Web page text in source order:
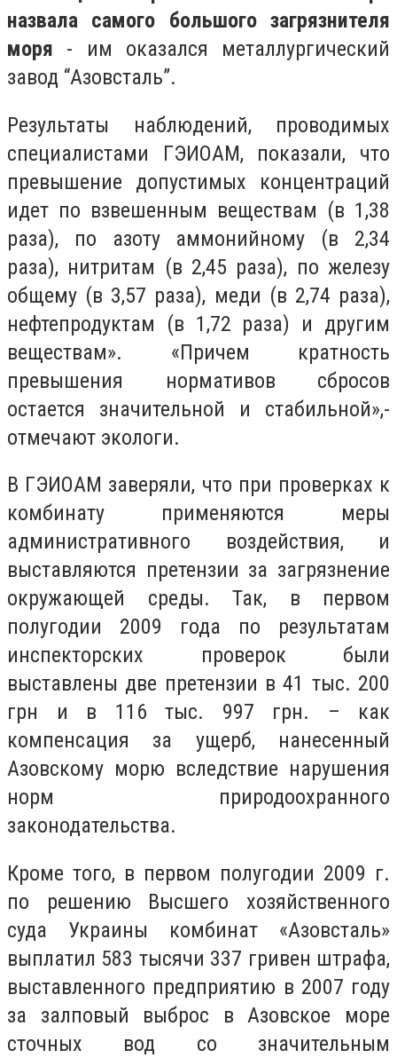
назвала самого большого загрязнителя
моря - им оказался металлургический
завод “Азовсталь”.
Результаты наблюдений, проводимых
специалистами ГЭИОАМ, показали, что
превышение допустимых концентраций
идет по взвешенным веществам (в 1,38
раза), по азоту аммонийному (в 2,34
раза), нитритам (в 2,45 раза), по железу
общему (в 3,57 раза), меди (в 2,74 раза),
нефтепродуктам (в 1,72 раза) и другим
веществам». «Причем кратность
превышения нормативов сбросов
остается значительной и стабильной»,-
отмечают экологи.
В ГЭИОАМ заверяли, что при проверках к
комбинату применяются меры
административного воздействия, и
выставляются претензии за загрязнение
окружающей среды. Так, в первом
полугодии 2009 года по результатам
инспекторских проверок были
выставлены две претензии в 41 тыс. 200
грн и в 116 тыс. 997 грн. – как
компенсация за ущерб, нанесенный
Азовскому морю вследствие нарушения
норм природоохранного
законодательства.
Кроме того, в первом полугодии 2009 г.
по решению Высшего хозяйственного
суда Украины комбинат «Азовсталь»
выплатил 583 тысячи 337 гривен штрафа,
выставленного предприятию в 2007 году
за залповый выброс в Азовское море
сточных вод со значительным